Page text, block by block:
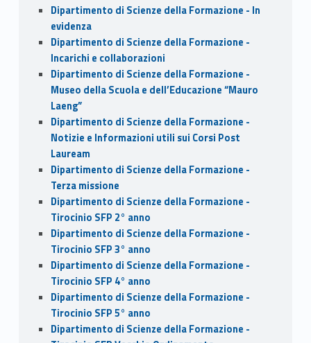
Dipartimento di Scienze della Formazione - In
evidenza
Dipartimento di Scienze della Formazione -
Incarichi e collaborazioni
Dipartimento di Scienze della Formazione -
Museo della Scuola e dell’Educazione “Mauro
Laeng”
Dipartimento di Scienze della Formazione -
Notizie e Informazioni utili sui Corsi Post
Lauream
Dipartimento di Scienze della Formazione -
Terza missione
Dipartimento di Scienze della Formazione -
Tirocinio SFP 2° anno
Dipartimento di Scienze della Formazione -
Tirocinio SFP 3° anno
Dipartimento di Scienze della Formazione -
Tirocinio SFP 4° anno
Dipartimento di Scienze della Formazione -
Tirocinio SFP 5° anno
Dipartimento di Scienze della Formazione -